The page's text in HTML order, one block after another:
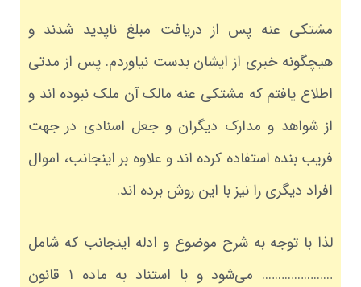
مشتکی عنه پس از دریافت مبلغ ناپدید شدند و
هیچگونه خبری از ایشان بدست نیاوردم. پس از مدتی
اطلاع یافتم که مشتکی عنه مالک آن ملک نبوده اند و
از شواهد و مدارک دیگران و جعل اسنادی در جهت
فریب بنده استفاده کرده اند و علاوه بر اینجانب، اموال
افراد دیگری را نیز با این روش برده اند.
لذا با توجه به شرح موضوع و ادله اینجانب که شامل
…………………. می‌شود و با استناد به ماده ۱ قانون